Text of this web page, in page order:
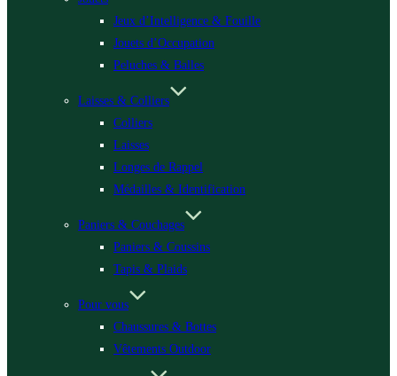
Jeux d’Intelligence & Fouille
Jouets d’Occupation
Peluches & Balles
Laisses & Colliers
Colliers
Laisses
Longes de Rappel
Médailles & Identification
Paniers & Couchages
Paniers & Coussins
Tapis & Plaids
Pour vous
Chaussures & Bottes
Vêtements Outdoor